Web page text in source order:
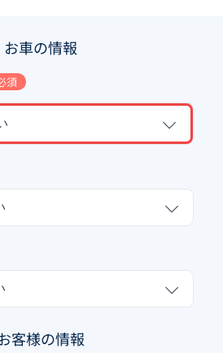
お車の情報
須
客様の情報